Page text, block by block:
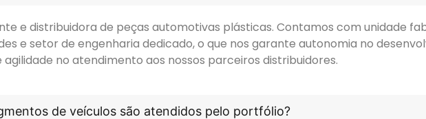
e distribuidora de peças automotivas plásticas. Contamos com unidade
e setor de engenharia dedicado, o que nos garante autonomia no
no atendimento aos nossos parceiros distribuidores.
de veículos são atendidos pelo portfólio?